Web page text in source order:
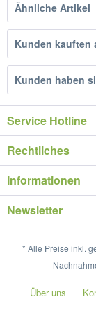
Ähnliche Artikel
Kunden kauften
Kunden haben
Service Hotline
Rechtliches
Informationen
Newsletter
* Alle Preise inkl.
Über uns